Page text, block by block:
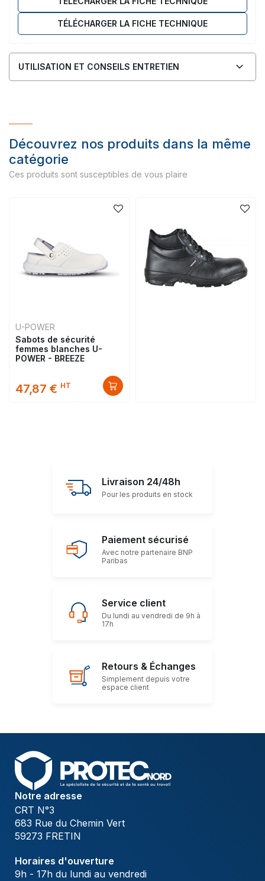
TÉLÉCHARGER LA FICHE TECHNIQUE
UTILISATION ET CONSEILS ENTRETIEN
Découvrez nos produits dans la même
catégorie
Ces produits sont susceptibles de vous plaire
U-POWER
Sabots de sécurité
femmes blanches U-
POWER - BREEZE
47,87 € HT
Livraison 24/48h
Pour les produits en stock
Paiement sécurisé
Avec notre partenaire BNP
Paribas
Service client
Du lundi au vendredi de 9h à
17h
Retours & Échanges
Simplement depuis votre
espace client
Notre adresse
CRT N°3
683 Rue du Chemin Vert
59273 FRETIN
Horaires d'ouverture
9h - 17h du lundi au vendredi